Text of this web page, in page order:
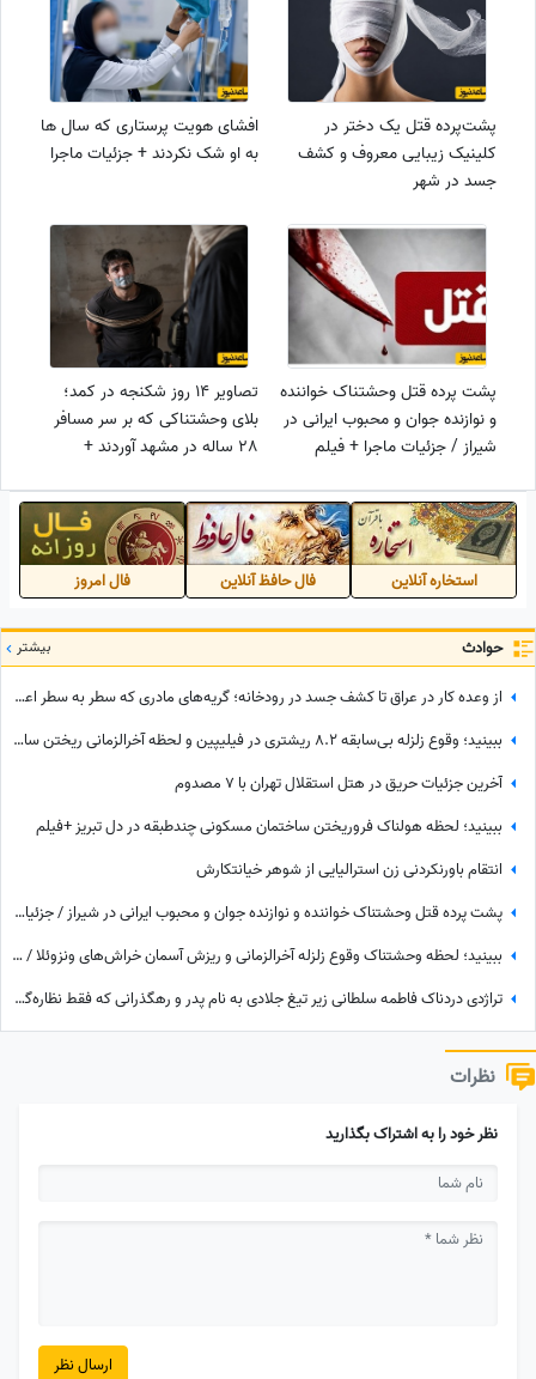
پشت‌پرده قتل یک دختر در
کلینیک زیبایی معروف و کشف
جسد در شهر
افشای هویت پرستاری که سال ها
به او شک نکردند + جزئیات ماجرا
پشت پرده قتل وحشتناک خواننده
و نوازنده جوان و محبوب ایرانی در
شیراز / جزئیات ماجرا + فیلم
تصاویر 14 روز شکنجه در کمد؛
بلای وحشتناکی که بر سر مسافر
28 ساله در مشهد آوردند +
استخاره آنلاین فال حافظ آنلاین فال امروز
حوادث بیشتر
از وعده کار در عراق تا کشف جسد در رودخانه؛ گریه‌های مادری که سطر به سطر اعترافات قاتل پسرش را خواند + فیلم
ببینید؛ وقوع زلزله بی‌سابقه 8.2 ریشتری در فیلیپین و لحظه آخرالزمانی ریختن ساختمان‌ها + فیلم
آخرین جزئیات حریق در هتل استقلال تهران با 7 مصدوم
ببینید؛ لحظه هولناک فروریختن ساختمان مسکونی چندطبقه در دل تبریز +فیلم
انتقام باورنکردنی زن استرالیایی از شوهر خیانتکارش
پشت پرده قتل وحشتناک خواننده و نوازنده جوان و محبوب ایرانی در شیراز / جزئیات ماجرا + فیلم
ببینید؛ لحظه وحشتناک وقوع زلزله آخرالزمانی و ریزش آسمان خراش‌های ونزوئلا / فیلم وایرال عشق یک زوج سالمند هنگام زمین‌لرزه
تراژدی دردناک فاطمه سلطانی زیر تیغ جلادی به نام پدر و رهگذرانی که فقط نظاره‌گر هستند! / قلب یک ملت شکست + ویدئو
نظرات
نظر خود را به اشتراک بگذارید
ارسال نظر